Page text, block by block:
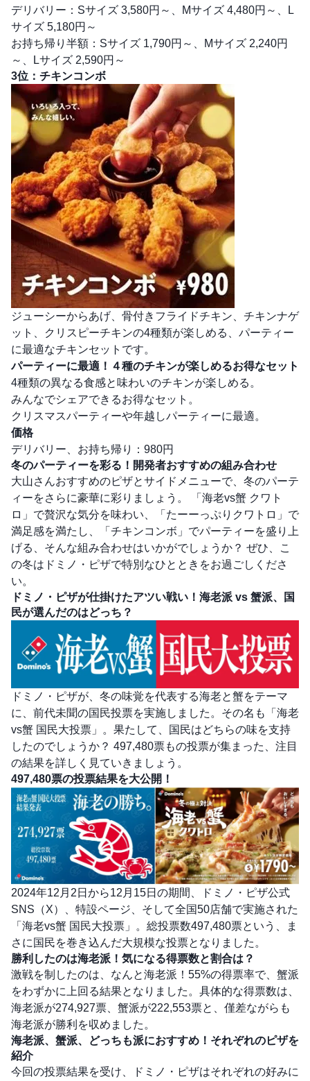
デリバリー：Sサイズ 3,580円～、Mサイズ 4,480円～、L
サイズ 5,180円～
お持ち帰り半額：Sサイズ 1,790円～、Mサイズ 2,240円
～、Lサイズ 2,590円～
3位：チキンコンボ
ジューシーからあげ、骨付きフライドチキン、チキンナゲ
ット、クリスピーチキンの4種類が楽しめる、パーティー
に最適なチキンセットです。
パーティーに最適！４種のチキンが楽しめるお得なセット
4種類の異なる食感と味わいのチキンが楽しめる。
みんなでシェアできるお得なセット。
クリスマスパーティーや年越しパーティーに最適。
価格
デリバリー、お持ち帰り：980円
冬のパーティーを彩る！開発者おすすめの組み合わせ
大山さんおすすめのピザとサイドメニューで、冬のパーテ
ィーをさらに豪華に彩りましょう。 「海老vs蟹 クワト
ロ」で贅沢な気分を味わい、「たーーっぷりクワトロ」で
満足感を満たし、「チキンコンボ」でパーティーを盛り上
げる、そんな組み合わせはいかがでしょうか？ ぜひ、こ
の冬はドミノ・ピザで特別なひとときをお過ごしくださ
い。
ドミノ・ピザが仕掛けたアツい戦い！海老派 vs 蟹派、国
民が選んだのはどっち？
ドミノ・ピザが、冬の味覚を代表する海老と蟹をテーマ
に、前代未聞の国民投票を実施しました。その名も「海老
vs蟹 国民大投票」。果たして、国民はどちらの味を支持
したのでしょうか？ 497,480票もの投票が集まった、注目
の結果を詳しく見ていきましょう。
497,480票の投票結果を大公開！
2024年12月2日から12月15日の期間、ドミノ・ピザ公式
SNS（X）、特設ページ、そして全国50店舗で実施された
「海老vs蟹 国民大投票」。総投票数497,480票という、ま
さに国民を巻き込んだ大規模な投票となりました。
勝利したのは海老派！気になる得票数と割合は？
激戦を制したのは、なんと海老派！55%の得票率で、蟹派
をわずかに上回る結果となりました。具体的な得票数は、
海老派が274,927票、蟹派が222,553票と、僅差ながらも
海老派が勝利を収めました。
海老派、蟹派、どっちも派におすすめ！それぞれのピザを
紹介
今回の投票結果を受け、ドミノ・ピザはそれぞれの好みに